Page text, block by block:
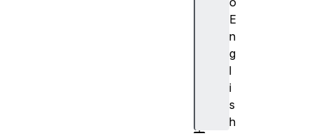
E
n
g
l
i
s
h
型